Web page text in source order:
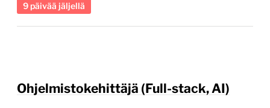
9 päivää jäljellä
Ohjelmistokehittäjä (Full-stack, AI)